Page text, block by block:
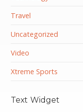
Travel
Uncategorized
Video
Xtreme Sports
Text Widget